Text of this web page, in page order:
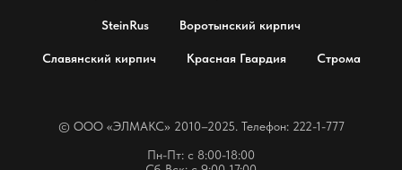
SteinRus Воротынский кирпич
Славянский кирпич Красная Гвардия Строма
© OOO «ЭЛМАКС» 2010–2025. Телефон: 222-1-777
Пн-Пт: с 8:00-18:00